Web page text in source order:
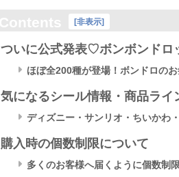
[非表示]
ついに公式発表♡ボンボンドロ
ほぼ全200種が登場！ボンドロの
気になるシール情報・商品ラ
ディズニー・サンリオ・ちいかわ
購入時の個数制限について
多くのお客様へ届くように個数制